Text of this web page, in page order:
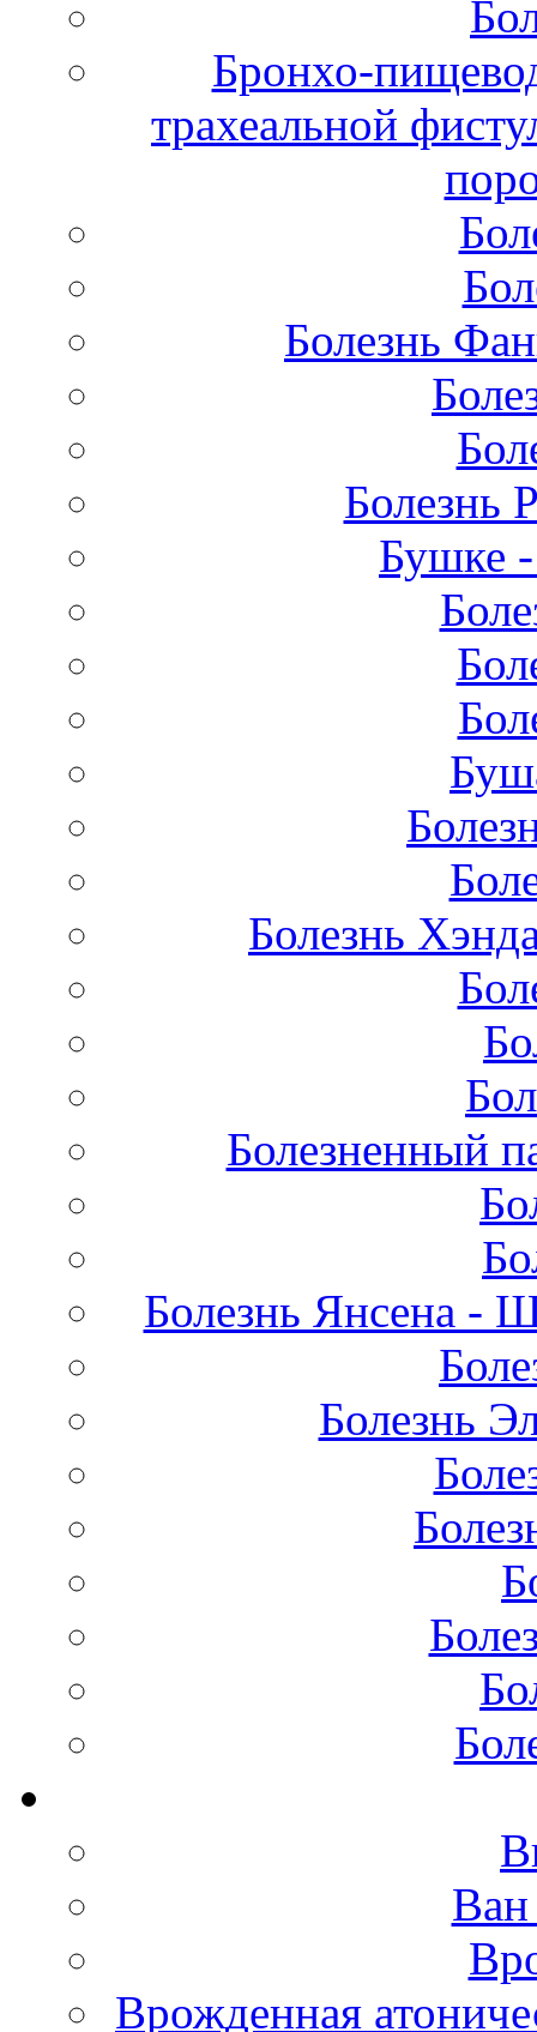
Бронхо-
трахеальной
Болезнь
Болезнь
Бушке
Болезнь
Болезненный
Болезнь Янсена -
Болезнь
Врожденная